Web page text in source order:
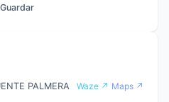
Guardar
PALMERA Waze ↗ Maps ↗